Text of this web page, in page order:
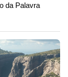
da Palavra